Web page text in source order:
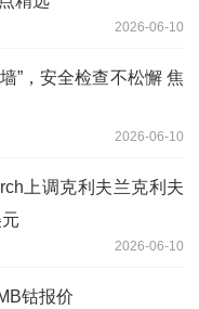
2026-06-10
”，安全检查不松懈 焦
2026-06-10
上调克利夫兰克利夫
2026-06-10
钴报价